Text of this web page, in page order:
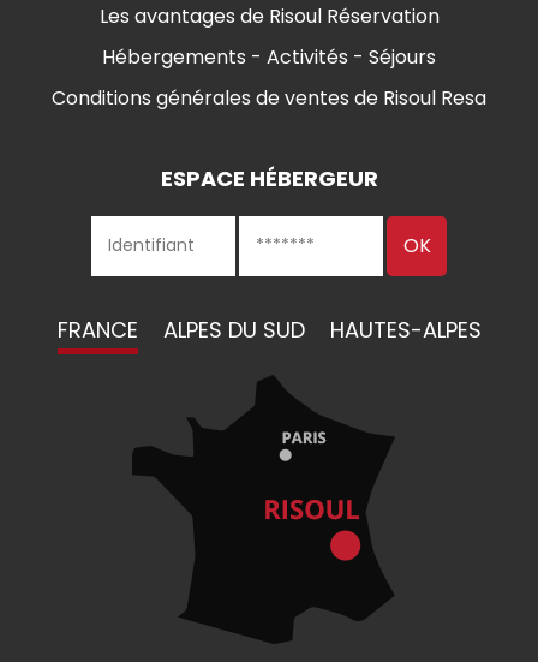
Les avantages de Risoul Réservation
Hébergements - Activités - Séjours
Conditions générales de ventes de Risoul Resa
ESPACE HÉBERGEUR
FRANCE ALPES DU SUD HAUTES-ALPES